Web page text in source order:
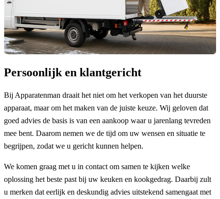
Persoonlijk en klantgericht
Bij Apparatenman draait het niet om het verkopen van het duurste
apparaat, maar om het maken van de juiste keuze. Wij geloven dat
goed advies de basis is van een aankoop waar u jarenlang tevreden
mee bent. Daarom nemen we de tijd om uw wensen en situatie te
begrijpen, zodat we u gericht kunnen helpen.
We komen graag met u in contact om samen te kijken welke
oplossing het beste past bij uw keuken en kookgedrag. Daarbij zult
u merken dat eerlijk en deskundig advies uitstekend samengaat met